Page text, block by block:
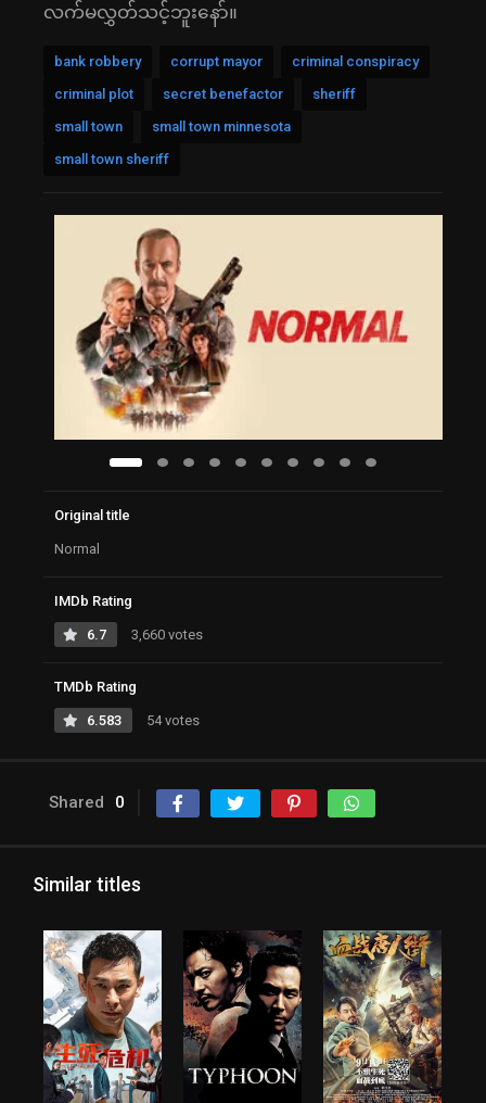
လက်မလွှတ်သင့်ဘူးနော်။
bank robbery corrupt mayor
criminal conspiracy
criminal plot
secret benefactor
sheriff
small town
small town minnesota
small town sheriff
Original title
Normal
IMDb Rating
6.7 3,660 votes
TMDb Rating
6.583 54 votes
Shared 0
Similar titles